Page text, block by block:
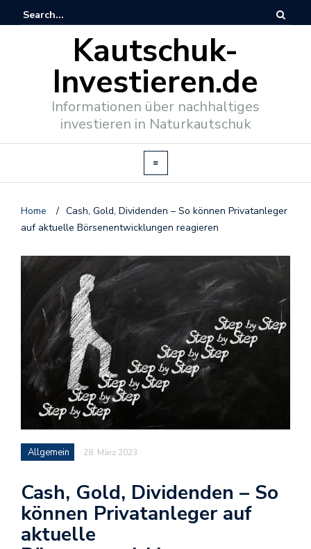
Kautschuk-
Investieren.de
Informationen über nachhaltiges
investieren in Naturkautschuk
Home / Cash, Gold, Dividenden – So können Privatanleger
auf aktuelle Börsenentwicklungen reagieren
Allgemein 28. März 2023
Cash, Gold, Dividenden – So
können Privatanleger auf
aktuelle